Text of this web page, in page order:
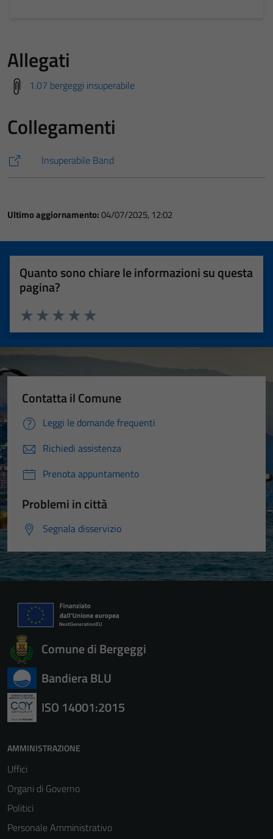
Allegati
1.07 bergeggi insuperabile
Collegamenti
Insuperabile Band
Ultimo aggiornamento:04/07/2025, 12:02
Quanto sono chiare le informazioni su questa
pagina?
Valuta 5 stelle su 5
Valuta 4 stelle su 5
Valuta 3 stelle su 5
Valuta 2 stelle su 5
Valuta 1 stelle su 5
Contatta il Comune
Leggi le domande frequenti
Richiedi assistenza
Prenota appuntamento
Problemi in città
Segnala disservizio
Comune di Bergeggi
Bandiera BLU
ISO 14001:2015
AMMINISTRAZIONE
Uffici
Organi di Governo
Politici
Personale Amministrativo